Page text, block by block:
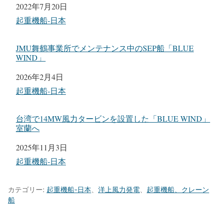
日付
2022年7月20日
関連理由
起重機船-日本
JMU舞鶴事業所でメンテナンス中のSEP船「BLUE
WIND」
日付
2026年2月4日
関連理由
起重機船-日本
台湾で14MW風力タービンを設置した「BLUE WIND」
室蘭へ
日付
2025年11月3日
関連理由
起重機船-日本
カテゴリー: 起重機船-日本 洋上風力発電
起重機船、クレーン
船